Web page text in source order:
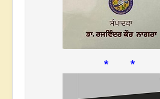
* *